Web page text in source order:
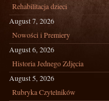
Rehabilitacja dzieci
August 7, 2026
Nowości i Premiery
August 6, 2026
Historia Jednego Zdjęcia
August 5, 2026
Rubryka Czytelników